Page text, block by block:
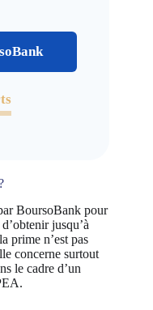
BoursoBank pour
jusqu’à
prime n’est pas
concerne surtout
le cadre d’un